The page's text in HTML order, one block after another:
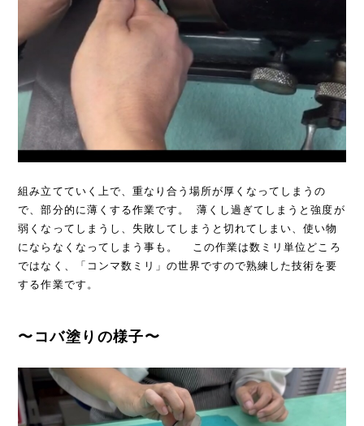
組み立てていく上で、重なり合う場所が厚くなってしまうの
で、部分的に薄くする作業です。 薄くし過ぎてしまうと強度が
弱くなってしまうし、失敗してしまうと切れてしまい、使い物
にならなくなってしまう事も。 この作業は数ミリ単位どころ
ではなく、「コンマ数ミリ」の世界ですので熟練した技術を要
する作業です。
〜コバ塗りの様子〜